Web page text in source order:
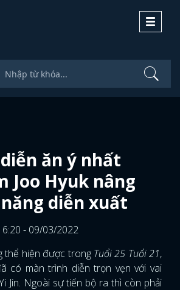
Toggle
ăn ý nhất
Joo Hyuk nâng
diễn xuất
- 09/03/2022
thể hiện được trong Tuổi 25 Tuổi 21,
có màn trình diễn trọn vẹn với vai
Jin. Ngoài sự tiến bộ ra thì còn phải